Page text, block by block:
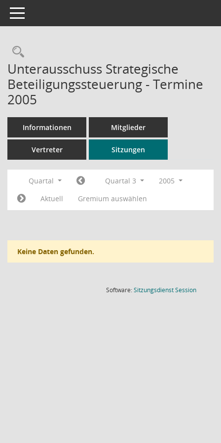
Toggle navigation
Rechercheauswahl
Unterausschuss Strategische
Beteiligungssteuerung - Termine
2005
Informationen Mitglieder
Vertreter Sitzungen
Quartal Quartal 3
2005
Aktuell
Gremium auswählen
Keine Daten gefunden.
Software:SitzungsdienstSession(Wird in